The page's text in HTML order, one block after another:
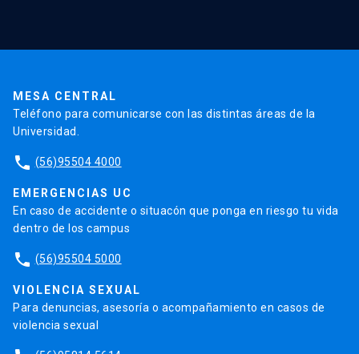
MESA CENTRAL
Teléfono para comunicarse con las distintas áreas de la
Universidad.
phone (56)95504 4000
EMERGENCIAS UC
En caso de accidente o situacón que ponga en riesgo tu vida
dentro de los campus
phone (56)95504 5000
VIOLENCIA SEXUAL
Para denuncias, asesoría o acompañamiento en casos de
violencia sexual